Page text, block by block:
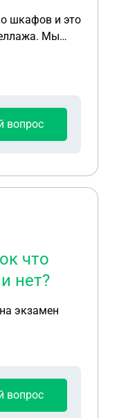
шкафов и это
Мы
вопрос
что
нет?
экзамен
вопрос